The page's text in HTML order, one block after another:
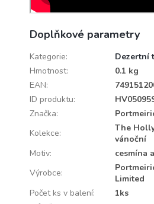
Doplňkové parametry
Kategorie:
Dezertní
Hmotnost:
0.1 kg
EAN:
ID produktu:
Značka:
Kolekce:
The
vánoční
Motiv:
cesmína
Výrobce:
Limited
Počet ks v balení:
1ks